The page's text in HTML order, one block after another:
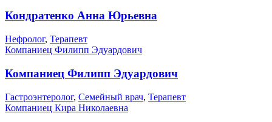
Кондратенко Анна Юрьевна
Нефролог, Терапевт
Компаниец Филипп Эдуардович
Компаниец Филипп Эдуардович
Гастроэнтеролог, Семейный врач, Терапевт
Компаниец Кира Николаевна